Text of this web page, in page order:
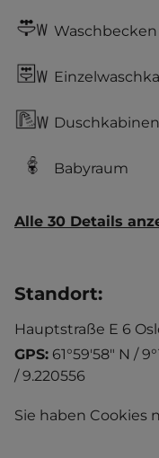
Babyraum
Alle 30 Details
Standort:
Hauptstraße E 6
GPS: 61°59'58" N /
/ 9.220556
Sie haben Cookies